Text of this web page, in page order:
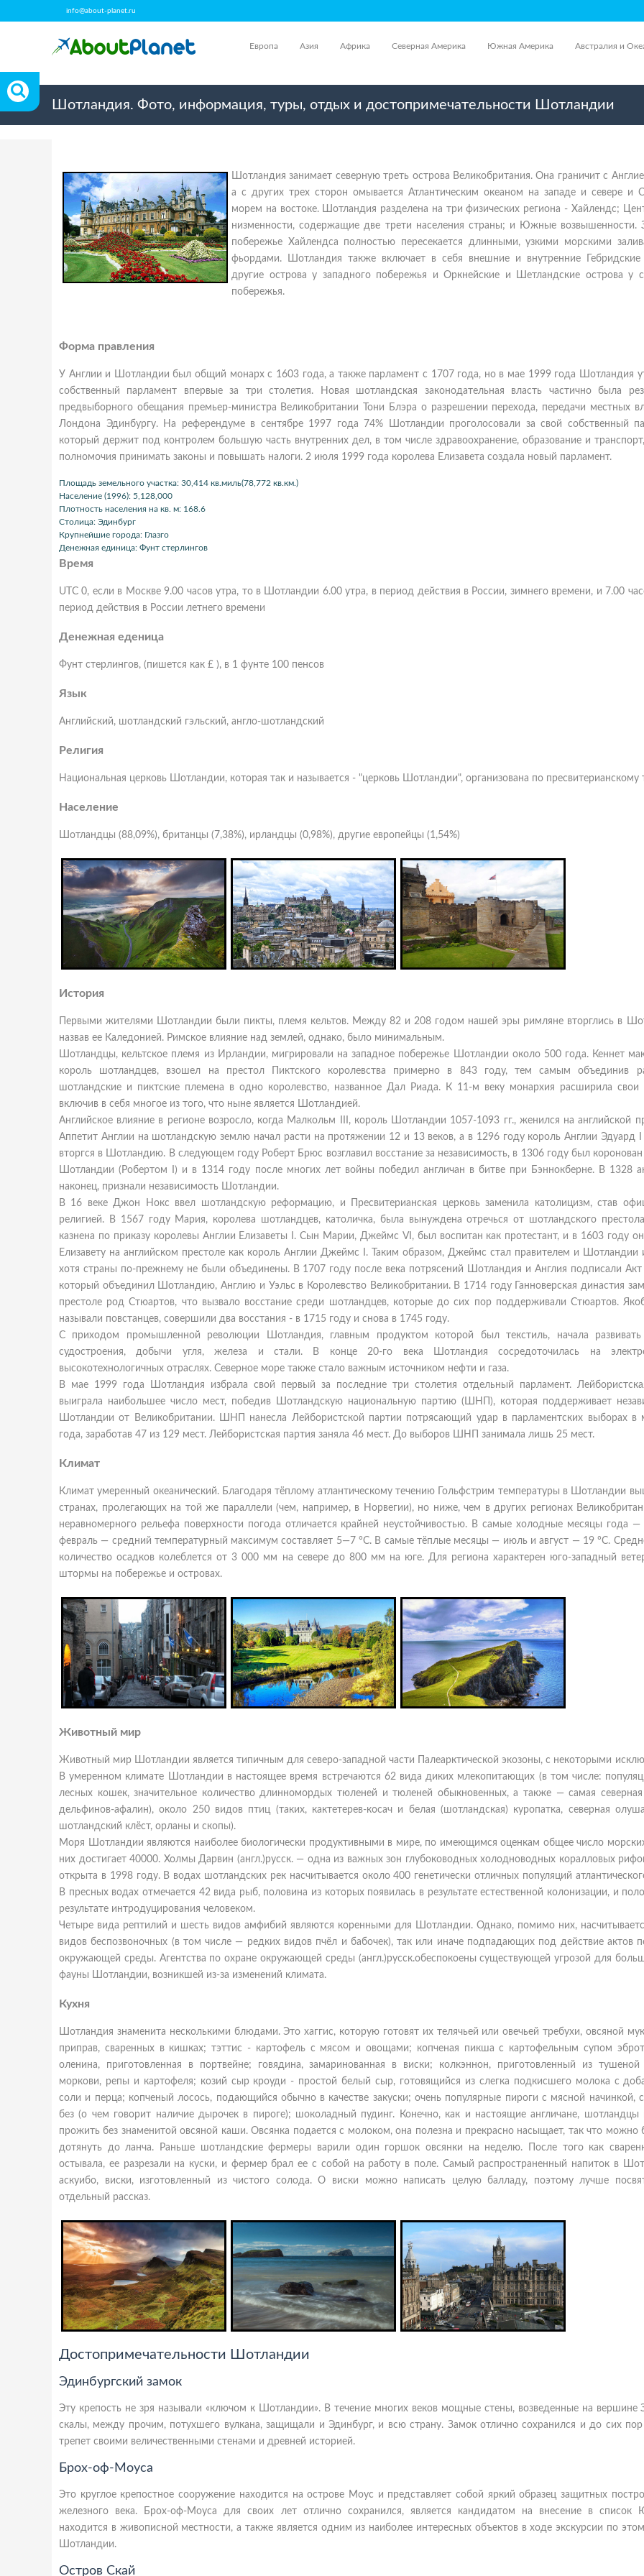
info@about-planet.ru
Европа Азия Африка Северная Америка Южная Америка Австралия и
Шотландия. Фото, информация, туры, отдых и достопримечательности Шотландии
Шотландия занимает северную треть острова Великобритания. Она граничит с
а с других трех сторон омывается Атлантическим океаном на западе и севере и
морем на востоке. Шотландия разделена на три физических региона - Хайлендс;
низменности, содержащие две трети населения страны; и Южные возвышенности.
побережье Хайлендса полностью пересекается длинными, узкими морскими
фьордами. Шотландия также включает в себя внешние и внутренние Гебридские
другие острова у западного побережья и Оркнейские и Шетландские острова у
побережья.
Форма правления
У Англии и Шотландии был общий монарх с 1603 года, а также парламент с 1707 года, но в мае 1999 года Шотландия
собственный парламент впервые за три столетия. Новая шотландская законодательная власть частично была
предвыборного обещания премьер-министра Великобритании Тони Блэра о разрешении перехода, передачи местных
Лондона Эдинбургу. На референдуме в сентябре 1997 года 74% Шотландии проголосовали за свой собственный
который держит под контролем большую часть внутренних дел, в том числе здравоохранение, образование и
полномочия принимать законы и повышать налоги. 2 июля 1999 года королева Елизавета создала новый парламент.
Площадь земельного участка: 30,414 кв.миль(78,772 кв.км.)
Население (1996): 5,128,000
Плотность населения на кв. м: 168.6
Столица: Эдинбург
Крупнейшие города: Глазго
Денежная единица: Фунт стерлингов
Время
UTC 0, если в Москве 9.00 часов утра, то в Шотландии 6.00 утра, в период действия в России, зимнего времени, и 7.00
период действия в России летнего времени
Денежная еденица
Фунт стерлингов, (пишется как £ ), в 1 фунте 100 пенсов
Язык
Английский, шотландский гэльский, англо-шотландский
Религия
Национальная церковь Шотландии, которая так и называется - "церковь Шотландии", организована по пресвитерианскому
Население
Шотландцы (88,09%), британцы (7,38%), ирландцы (0,98%), другие европейцы (1,54%)
История
Первыми жителями Шотландии были пикты, племя кельтов. Между 82 и 208 годом нашей эры римляне вторглись в
назвав ее Каледонией. Римское влияние над землей, однако, было минимальным.
Шотландцы, кельтское племя из Ирландии, мигрировали на западное побережье Шотландии около 500 года. Кеннет
король шотландцев, взошел на престол Пиктского королевства примерно в 843 году, тем самым объединив
шотландские и пиктские племена в одно королевство, названное Дал Риада. К 11-м веку монархия расширила свои
включив в себя многое из того, что ныне является Шотландией.
Английское влияние в регионе возросло, когда Малкольм III, король Шотландии 1057-1093 гг., женился на английской
Аппетит Англии на шотландскую землю начал расти на протяжении 12 и 13 веков, а в 1296 году король Англии Эдуард
вторгся в Шотландию. В следующем году Роберт Брюс возглавил восстание за независимость, в 1306 году был
Шотландии (Робертом I) и в 1314 году после многих лет войны победил англичан в битве при Бэннокберне. В 1328
наконец, признали независимость Шотландии.
В 16 веке Джон Нокс ввел шотландскую реформацию, и Пресвитерианская церковь заменила католицизм, став
религией. В 1567 году Мария, королева шотландцев, католичка, была вынуждена отречься от шотландского
казнена по приказу королевы Англии Елизаветы I. Сын Марии, Джеймс VI, был воспитан как протестант, и в 1603 году
Елизавету на английском престоле как король Англии Джеймс I. Таким образом, Джеймс стал правителем и Шотландии
хотя страны по-прежнему не были объединены. В 1707 году после века потрясений Шотландия и Англия подписали
который объединил Шотландию, Англию и Уэльс в Королевство Великобритании. В 1714 году Ганноверская династия
престоле род Стюартов, что вызвало восстание среди шотландцев, которые до сих пор поддерживали Стюартов.
называли повстанцев, совершили два восстания - в 1715 году и снова в 1745 году.
С приходом промышленной революции Шотландия, главным продуктом которой был текстиль, начала развивать
судостроения, добычи угля, железа и стали. В конце 20-го века Шотландия сосредоточилась на
высокотехнологичных отраслях. Северное море также стало важным источником нефти и газа.
В мае 1999 года Шотландия избрала свой первый за последние три столетия отдельный парламент.
выиграла наибольшее число мест, победив Шотландскую национальную партию (ШНП), которая поддерживает
Шотландии от Великобритании. ШНП нанесла Лейбористской партии потрясающий удар в парламентских выборах в
года, заработав 47 из 129 мест. Лейбористская партия заняла 46 мест. До выборов ШНП занимала лишь 25 мест.
Климат
Климат умеренный океанический. Благодаря тёплому атлантическому течению Гольфстрим температуры в Шотландии
странах, пролегающих на той же параллели (чем, например, в Норвегии), но ниже, чем в других регионах
неравномерного рельефа поверхности погода отличается крайней неустойчивостью. В самые холодные месяцы года —
февраль — средний температурный максимум составляет 5—7 °C. В самые тёплые месяцы — июль и август — 19 °C.
количество осадков колеблется от 3 000 мм на севере до 800 мм на юге. Для региона характерен юго-западный
штормы на побережье и островах.
Животный мир
Животный мир Шотландии является типичным для северо-западной части Палеарктической экозоны, с некоторыми
В умеренном климате Шотландии в настоящее время встречаются 62 вида диких млекопитающих (в том числе:
лесных кошек, значительное количество длинномордых тюленей и тюленей обыкновенных, а также — самая
дельфинов-афалин), около 250 видов птиц (таких, кактетерев-косач и белая (шотландская) куропатка, северная
шотландский клёст, орланы и скопы).
Моря Шотландии являются наиболее биологически продуктивными в мире, по имеющимся оценкам общее число
них достигает 40000. Холмы Дарвин (англ.)русск. — одна из важных зон глубоководных холодноводных коралловых
открыта в 1998 году. В водах шотландских рек насчитывается около 400 генетически отличных популяций
В пресных водах отмечается 42 вида рыб, половина из которых появилась в результате естественной колонизации, и
результате интродуцирования человеком.
Четыре вида рептилий и шесть видов амфибий являются коренными для Шотландии. Однако, помимо них,
видов беспозвоночных (в том числе — редких видов пчёл и бабочек), так или иначе подпадающих под действие актов
окружающей среды. Агентства по охране окружающей среды (англ.)русск.обеспокоены существующей угрозой для
фауны Шотландии, возникшей из-за изменений климата.
Кухня
Шотландия знаменита несколькими блюдами. Это хаггис, которую готовят их телячьей или овечьей требухи, овсяной
приправ, сваренных в кишках; тэттис - картофель с мясом и овощами; копченая пикша с картофельным супом
оленина, приготовленная в портвейне; говядина, замаринованная в виски; колкэннон, приготовленный из тушеной
моркови, репы и картофеля; козий сыр кроуди - простой белый сыр, готовящийся из слегка подкисшего молока с
соли и перца; копченый лосось, подающийся обычно в качестве закуски; очень популярные пироги с мясной начинкой,
без (о чем говорит наличие дырочек в пироге); шоколадный пудинг. Конечно, как и настоящие англичане, шотландцы
прожить без знаменитой овсяной каши. Овсянка подается с молоком, она полезна и прекрасно насыщает, так что можно
дотянуть до ланча. Раньше шотландские фермеры варили один горшок овсянки на неделю. После того как
остывала, ее разрезали на куски, и фермер брал ее с собой на работу в поле. Самый распространенный напиток в
аскуибо, виски, изготовленный из чистого солода. О виски можно написать целую балладу, поэтому лучше
отдельный рассказ.
Достопримечательности Шотландии
Эдинбургский замок
Эту крепость не зря называли «ключом к Шотландии». В течение многих веков мощные стены, возведенные на вершине
скалы, между прочим, потухшего вулкана, защищали и Эдинбург, и всю страну. Замок отлично сохранился и до сих
трепет своими величественными стенами и древней историей.
Брох-оф-Моуса
Это круглое крепостное сооружение находится на острове Моус и представляет собой яркий образец защитных
железного века. Брох-оф-Моуса для своих лет отлично сохранился, является кандидатом на внесение в
находится в живописной местности, а также является одним из наиболее интересных объектов в ходе экскурсии по
Шотландии.
Остров Скай